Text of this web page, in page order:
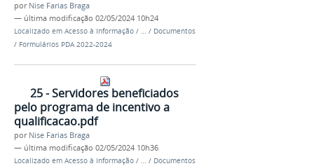
por Nise Farias Braga
— última modificação 02/05/2024 10h24
Localizado em Acesso à Informação / … / Documentos
/ Formulários PDA 2022-2024
25 - Servidores beneficiados
pelo programa de incentivo a
qualificacao.pdf
por Nise Farias Braga
— última modificação 02/05/2024 10h36
Localizado em Acesso à Informação / … / Documentos